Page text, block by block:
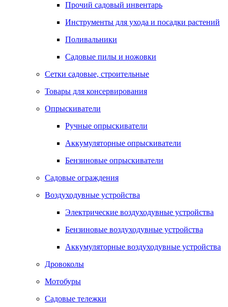
Прочий садовый инвентарь
Инструменты для ухода и посадки растений
Поливальники
Садовые пилы и ножовки
Сетки садовые, строительные
Товары для консервирования
Опрыскиватели
Ручные опрыскиватели
Аккумуляторные опрыскиватели
Бензиновые опрыскиватели
Садовые ограждения
Воздуходувные устройства
Электрические воздуходувные устройства
Бензиновые воздуходувные устройства
Аккумуляторные воздуходувные устройства
Дровоколы
Мотобуры
Садовые тележки